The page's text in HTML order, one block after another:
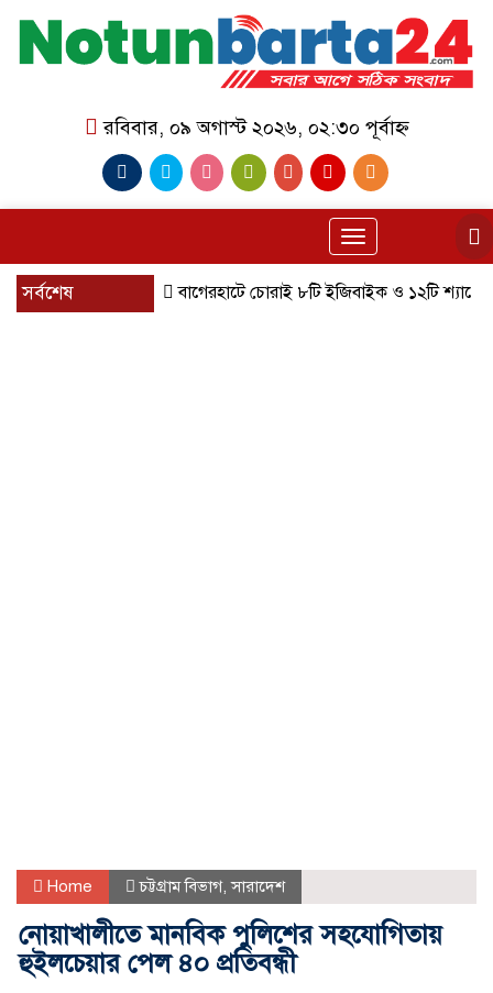
রবিবার, ০৯ অগাস্ট ২০২৬, ০২:৩০ পূর্বাহ্ন
Toggle
navigation
সর্বশেষ বাগেরহাটে চোরাই ৮টি ইজিবাইক ও ১২টি শ্যালোমেশিন
Home চট্টগ্রাম বিভাগ,সারাদেশ
নোয়াখালীতে মানবিক পুলিশের সহযোগিতায়
হুইলচেয়ার পেল ৪০ প্রতিবন্ধী